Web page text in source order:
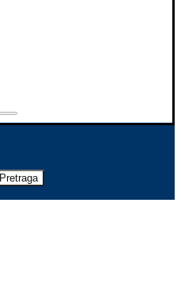
Pretraga